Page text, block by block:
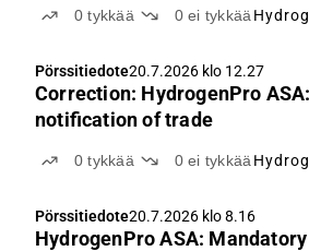
0tykkää 0ei tykkää
Pörssitiedote20.7.2026 klo 12.27
Correction: HydrogenPro
notification of trade
0tykkää 0ei tykkää
Pörssitiedote20.7.2026 klo 8.16
HydrogenPro ASA: